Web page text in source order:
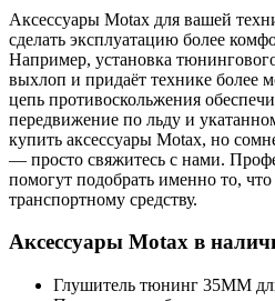
Аксессуары Motax для вашей
сделать эксплуатацию более
Например, установка
выхлоп и придаёт технике более
цепь противоскольжения
передвижение по льду и
купить аксессуары Motax, но
— просто свяжитесь с нами.
помогут подобрать именно то,
транспортному средству.
Аксессуары Motax в
Глушитель тюнинг 35MM